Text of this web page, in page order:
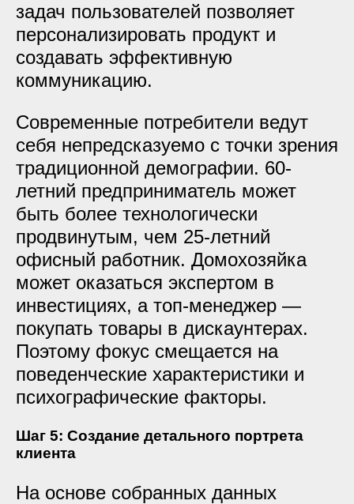
задач пользователей позволяет
персонализировать продукт и
создавать эффективную
коммуникацию.
Современные потребители ведут
себя непредсказуемо с точки зрения
традиционной демографии. 60-
летний предприниматель может
быть более технологически
продвинутым, чем 25-летний
офисный работник. Домохозяйка
может оказаться экспертом в
инвестициях, а топ-менеджер —
покупать товары в дискаунтерах.
Поэтому фокус смещается на
поведенческие характеристики и
психографические факторы.
Шаг 5: Создание детального портрета
клиента
На основе собранных данных